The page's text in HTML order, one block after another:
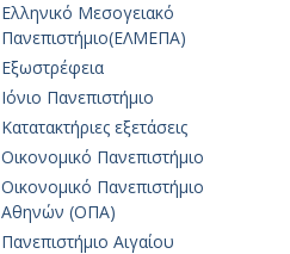
Ελληνικό Μεσογειακό
Πανεπιστήμιο(ΕΛΜΕΠΑ)
Εξωστρέφεια
Ιόνιο Πανεπιστήμιο
Κατατακτήριες εξετάσεις
Οικονομικό Πανεπιστήμιο
Οικονομικό Πανεπιστήμιο
Αθηνών (ΟΠΑ)
Πανεπιστήμιο Αιγαίου